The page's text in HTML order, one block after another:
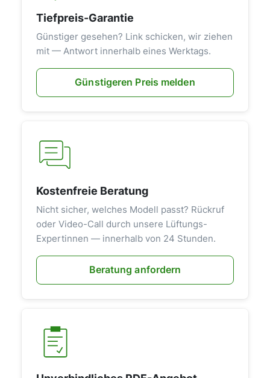
Tiefpreis-Garantie
Günstiger gesehen? Link schicken, wir ziehen
mit — Antwort innerhalb eines Werktags.
Günstigeren Preis melden
Kostenfreie Beratung
Nicht sicher, welches Modell passt? Rückruf
oder Video-Call durch unsere Lüftungs-
Expertinnen — innerhalb von 24 Stunden.
Beratung anfordern